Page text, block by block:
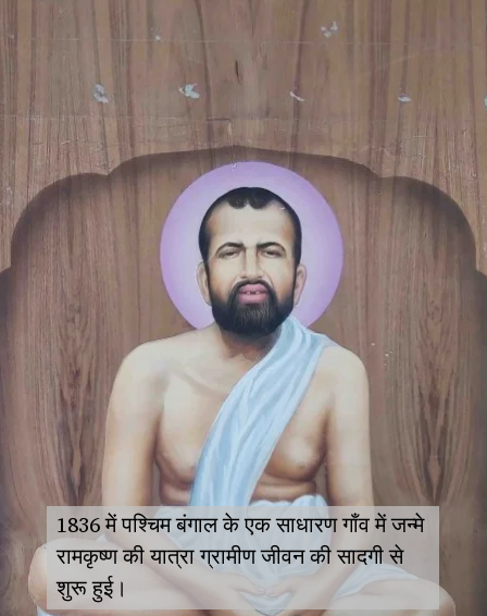
1836 में पश्चिम बंगाल के एक साधारण गाँव में जन्मे
रामकृष्ण की यात्रा ग्रामीण जीवन की सादगी से
शुरू हुई।